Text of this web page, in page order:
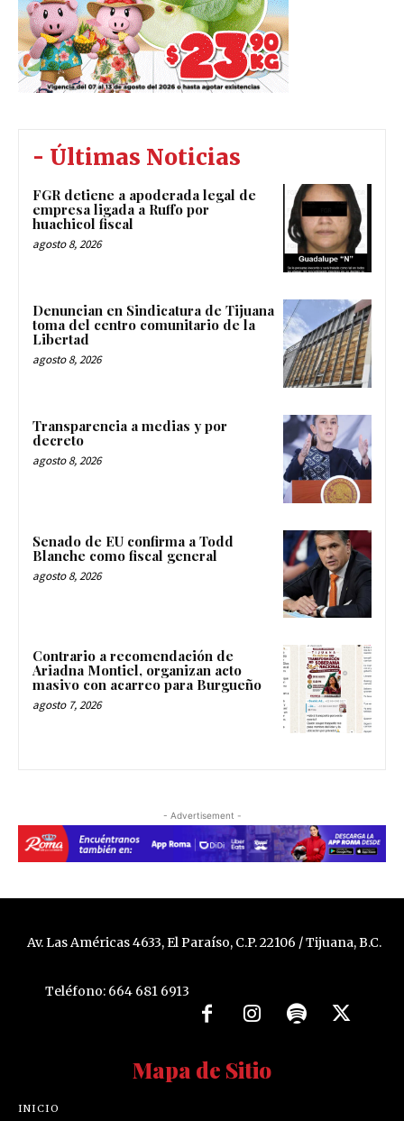
- Últimas Noticias
FGR detiene a apoderada legal de
empresa ligada a Ruffo por
huachicol fiscal
agosto 8, 2026
Denuncian en Sindicatura de Tijuana
toma del centro comunitario de la
Libertad
agosto 8, 2026
Transparencia a medias y por
decreto
agosto 8, 2026
Senado de EU confirma a Todd
Blanche como fiscal general
agosto 8, 2026
Contrario a recomendación de
Ariadna Montiel, organizan acto
masivo con acarreo para Burgueño
agosto 7, 2026
- Advertisement -
Av. Las Américas 4633, El Paraíso, C.P. 22106 / Tijuana, B.C.
Teléfono: 664 681 6913
Mapa de Sitio
INICIO